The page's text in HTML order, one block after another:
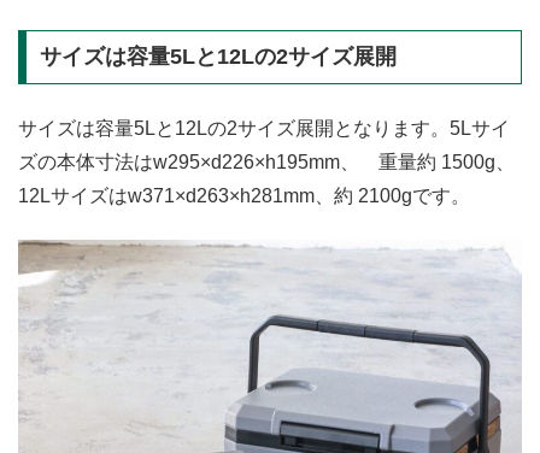
サイズは容量5Lと12Lの2サイズ展開
サイズは容量5Lと12Lの2サイズ展開となります。5Lサイ
ズの本体寸法はw295×d226×h195mm、 重量約 1500g、
12Lサイズはw371×d263×h281mm、約 2100gです。